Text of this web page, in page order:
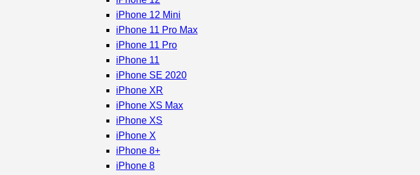
iPhone 12 Mini
iPhone 11 Pro Max
iPhone 11 Pro
iPhone 11
iPhone SE 2020
iPhone XR
iPhone XS Max
iPhone XS
iPhone X
iPhone 8+
iPhone 8